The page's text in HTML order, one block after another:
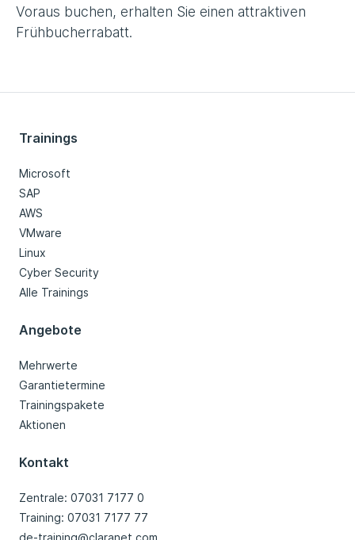
Voraus buchen, erhalten Sie einen attraktiven
Frühbucherrabatt.
Trainings
Microsoft
SAP
AWS
VMware
Linux
Cyber Security
Alle Trainings
Angebote
Mehrwerte
Garantietermine
Trainingspakete
Aktionen
Kontakt
Zentrale: 07031 7177 0
Training: 07031 7177 77
de-training@claranet.com